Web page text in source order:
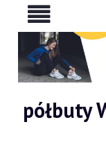
półbuty